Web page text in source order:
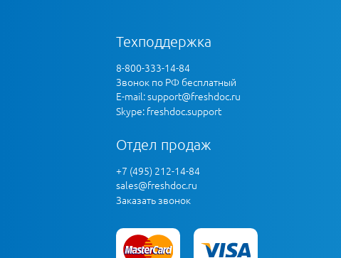
Техподдержка
8-800-333-14-84
Звонок по РФ бесплатный
E-mail:support@freshdoc.ru
Skype: freshdoc.support
Отдел продаж
+7 (495) 212-14-84
sales@freshdoc.ru
Заказать звонок